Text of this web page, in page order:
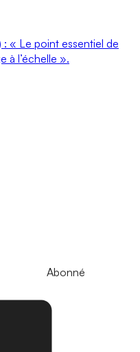
« Le point essentiel de
à l’échelle ».
Abonné